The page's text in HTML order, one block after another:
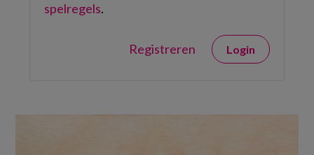
spelregels.
Registreren Login